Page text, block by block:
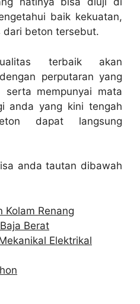
baik kekuatan,
dari beton tersebut.
terbaik akan
perputaran yang
serta mempunyai mata
anda yang kini tengah
dapat langsung
anda tautan dibawah
Kolam Renang
Berat
Elektrikal